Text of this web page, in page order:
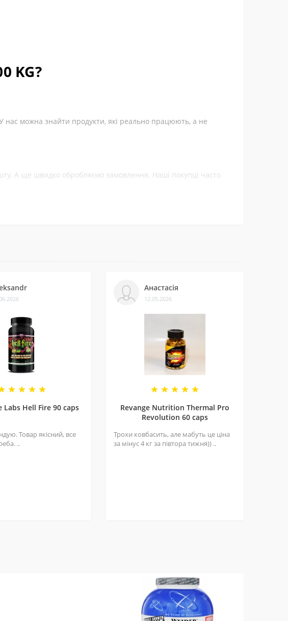
KG?
нас можна знайти продукти, які реально працюють, а не
А ще швидко обробляємо замовлення. Наші покупці часто
і допомогли багатьом клієнтам. Нам приємно, що нас
Labs Hell Fire 90 caps
Товар якісний, все
..
Анастасія
12.05.2026
Revange Nutrition Thermal Pro
Revolution 60 caps
Трохи ковбасить, але мабуть це ціна
за мінус 4 кг за півтора тижня)) ..